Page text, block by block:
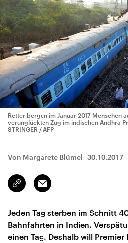
Retter bergen im Januar 2017 Menschen
verunglückten Zug im indischen Andhra
STRINGER / AFP
Von Margarete Blümel | 30.10.2017
Link
kopieren/teilen
Email
Jeden Tag sterben im Schnitt
Bahnfahrten in Indien.
einen Tag. Deshalb will